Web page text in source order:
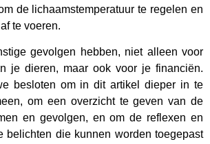
de lichaamstemperatuur te regelen en
te voeren.
gevolgen hebben, niet alleen voor
je dieren, maar ook voor je financiën.
besloten om in dit artikel dieper in te
om een overzicht te geven van de
en gevolgen, en om de reflexen en
belichten die kunnen worden toegepast